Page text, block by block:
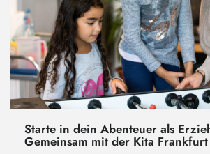
Starte in dein Abenteuer als
Gemeinsam mit der Kita Frankfurt